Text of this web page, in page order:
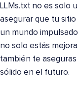
LLMs.txt no es solo
asegurar que tu
un mundo
no solo estás
también te
sólido en el futuro.